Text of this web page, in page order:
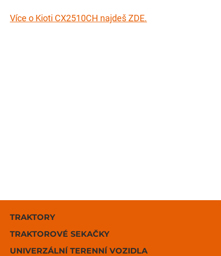
Více o Kioti CX2510CH najdeš ZDE.
TRAKTORY
TRAKTOROVÉ SEKAČKY
UNIVERZÁLNÍ TERENNÍ VOZIDLA